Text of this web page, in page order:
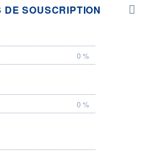
SOUSCRIPTION
0 %
0 %